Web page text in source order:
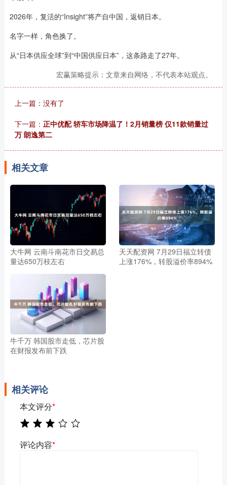
2026年，复活的“Insight”将产自中国，返销日本。
名字一样，角色换了。
从“日本供应全球”到“中国供应日本”，这条路走了27年。
宏赢策略提示：文章来自网络，不代表本站观点。
上一篇：没有了
下一篇： 正中优配 轿车市场降温了！2月销量榜 仅11款销量过
万 朗逸第二
相关文章
大牛网 云南斗南花市日交易总
量达650万枝左右
天天配资网 7月29日福立转债
上涨176%，转股溢价率894%
牛千万 韩国股市走低，芯片股
在财报发布前下跌
相关评论
本文评分*
评论内容*